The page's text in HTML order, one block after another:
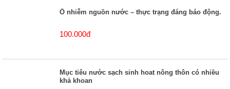
Ô nhiễm nguồn nước – thực trạng đáng báo động.
100.000đ
Mục tiêu nước sạch sinh hoat nông thôn có nhiều
khả khoan